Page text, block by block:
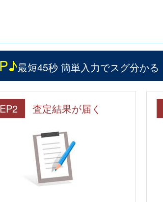
最短45秒 簡単入力でスグ分かる
査定結果が届く